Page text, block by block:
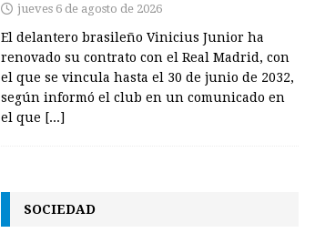
jueves 6 de agosto de 2026
El delantero brasileño Vinicius Junior ha
renovado su contrato con el Real Madrid, con
el que se vincula hasta el 30 de junio de 2032,
según informó el club en un comunicado en
el que [...]
SOCIEDAD